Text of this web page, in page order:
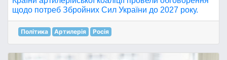
щодо потреб Збройних Сил України до 2027 року.
Політика Артилерія Росія